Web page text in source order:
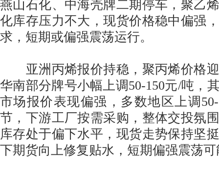
燕山石化、中海壳牌二期停车，聚乙
化库存压力不大，现货价格稳中偏强
求，短期或偏强震荡运行。
亚洲丙烯报价持稳，聚丙烯价格迎
华南部分牌号小幅上调50-150元/吨，
市场报价表现偏强，多数地区上调
节，下游工厂按需采购，整体交投氛
库存处于偏下水平，现货走势保持坚
下期货向上修复贴水，短期偏强震荡